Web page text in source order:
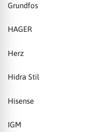
Grundfos
HAGER
Herz
Hidra Stil
Hisense
IGM